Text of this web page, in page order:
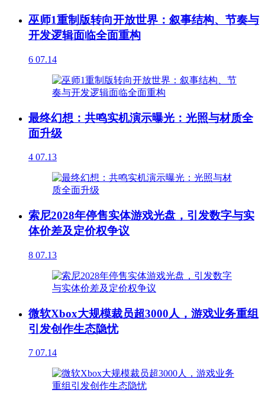
巫师1重制版转向开放世界：叙事结构、节奏与
开发逻辑面临全面重构
6 07.14
最终幻想：共鸣实机演示曝光：光照与材质全
面升级
4 07.13
索尼2028年停售实体游戏光盘，引发数字与实
体价差及定价权争议
8 07.13
微软Xbox大规模裁员超3000人，游戏业务重组
引发创作生态隐忧
7 07.14